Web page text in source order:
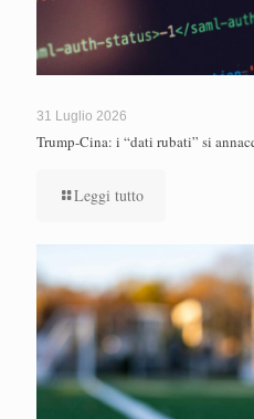
31 Luglio 2026
Trump-Cina: i “dati rubati” si
Leggi tutto